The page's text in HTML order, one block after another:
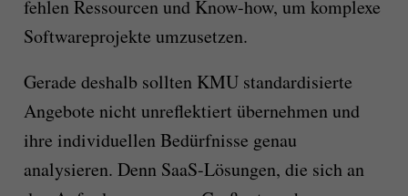
fehlen Ressourcen und Know-how, um komplexe
Softwareprojekte umzusetzen.
Gerade deshalb sollten KMU standardisierte
Angebote nicht unreflektiert übernehmen und
ihre individuellen Bedürfnisse genau
analysieren. Denn SaaS-Lösungen, die sich an